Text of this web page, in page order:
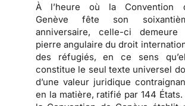
À l’heure où la Convention
Genève fête son
anniversaire, celle-ci demeure
pierre angulaire du droit
des réfugiés, en ce sens
constitue le seul texte universel
d’une valeur juridique
en la matière, ratifié par 144 États.